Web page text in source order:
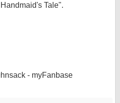
Tale".
- myFanbase